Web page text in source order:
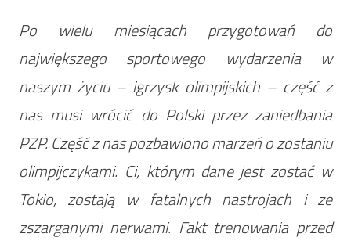
Po wielu miesiącach przygotowań do
największego sportowego wydarzenia w
naszym życiu – igrzysk olimpijskich – część z
nas musi wrócić do Polski przez zaniedbania
PZP. Część z nas pozbawiono marzeń o zostaniu
olimpijczykami. Ci, którym dane jest zostać w
Tokio, zostają w fatalnych nastrojach i ze
zszarganymi nerwami. Fakt trenowania przed